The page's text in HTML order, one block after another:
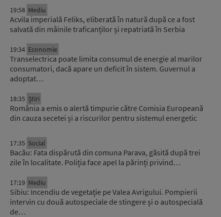
19:58 Mediu
Acvila imperială Feliks, eliberată în natură după ce a fost
salvată din mâinile traficanților și repatriată în Serbia
19:34 Economie
Transelectrica poate limita consumul de energie al marilor
consumatori, dacă apare un deficit în sistem. Guvernul a
adoptat…
18:35 Știri
România a emis o alertă timpurie către Comisia Europeană
din cauza secetei și a riscurilor pentru sistemul energetic
17:35 Social
Bacău: Fata dispărută din comuna Parava, găsită după trei
zile în localitate. Poliția face apel la părinți privind…
17:19 Mediu
Sibiu: Incendiu de vegetație pe Valea Avrigului. Pompierii
intervin cu două autospeciale de stingere și o autospecială
de…